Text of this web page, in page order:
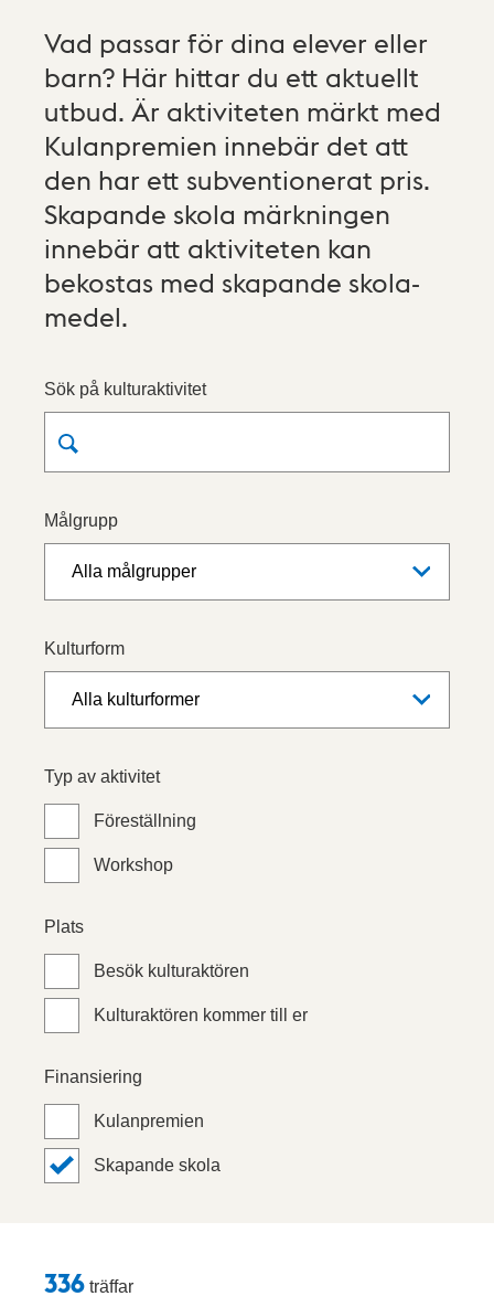
Vad passar för dina elever eller
barn? Här hittar du ett aktuellt
utbud. Är aktiviteten märkt med
Kulanpremien innebär det att
den har ett subventionerat pris.
Skapande skola märkningen
innebär att aktiviteten kan
bekostas med skapande skola-
medel.
Sök på kulturaktivitet
Målgrupp
Kulturform
Typ av aktivitet
Föreställning
Workshop
Plats
Besök kulturaktören
Kulturaktören kommer till er
Finansiering
Kulanpremien
Skapande skola
Sökresultat
336 träffar